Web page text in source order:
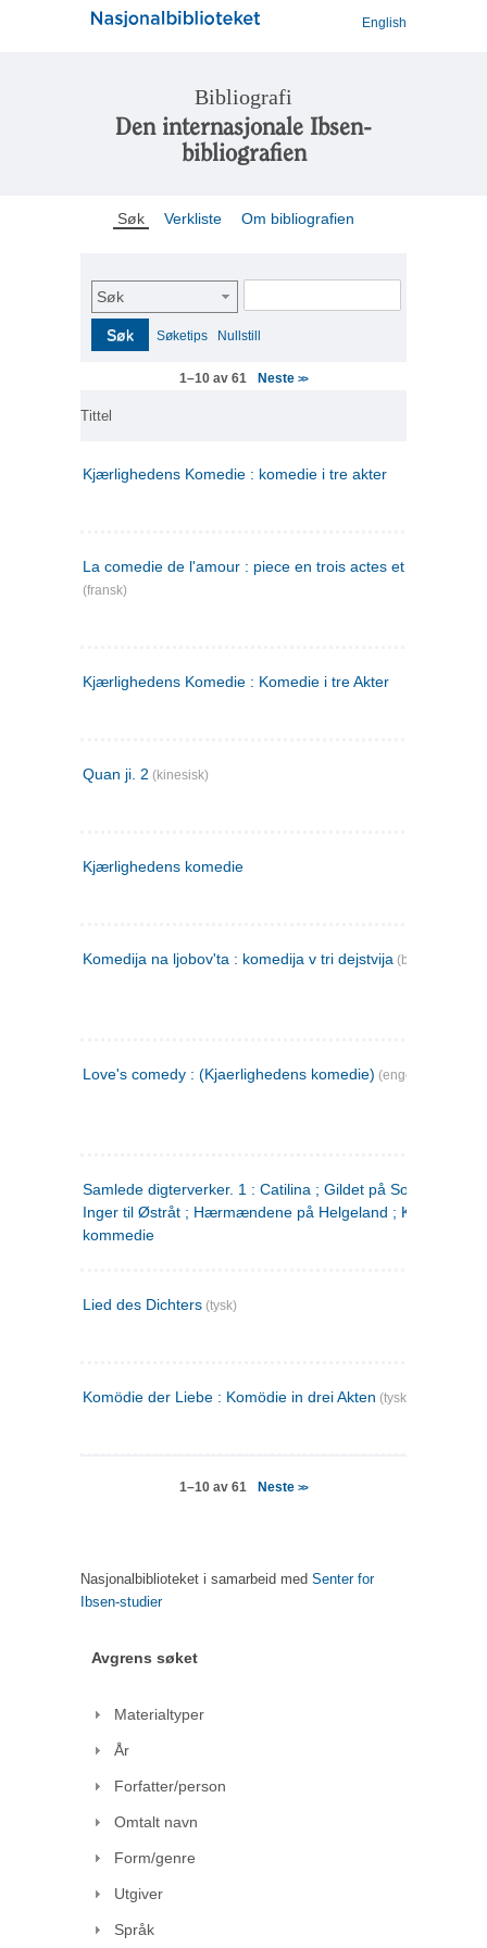
English
Bibliografi
Den internasjonale Ibsen-
bibliografien
Søk Verkliste Om bibliografien
Søk
Søk Søketips Nullstill
1–10 av 61 Neste>>
Tittel
Kjærlighedens Komedie : komedie i tre akter
La comedie de l'amour : piece en trois actes et en vers
(fransk)
Kjærlighedens Komedie : Komedie i tre Akter
Quan ji. 2 (kinesisk)
Kjærlighedens komedie
Komedija na ljobov'ta : komedija v tri dejstvija (bulgarsk)
Love's comedy : (Kjaerlighedens komedie) (engelsk)
Samlede digterverker. 1 : Catilina ; Gildet på Solhaug ; Fru
Inger til Østråt ; Hærmændene på Helgeland ;
kommedie
Lied des Dichters (tysk)
Komödie der Liebe : Komödie in drei Akten (tysk)
1–10 av 61 Neste>>
Nasjonalbiblioteket i samarbeid med Senter for
Ibsen-studier
Avgrens søket
Materialtyper
År
Forfatter/person
Omtalt navn
Form/genre
Utgiver
Språk